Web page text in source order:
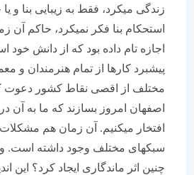
زندگی می‏كرد، فقط به زیبایی بنا و یا حتی
استحكام بنا فكر نمی‏كرد، حاكم آن زمان
اجازه تام داده بود كه از دانش خود
پیشبرد كارها از تمام هنرمندان و
مختلف از اقصی نقاط كشور دعوت كند تا
اصفهان امروز بسازند كه ما به آن در
افتخار می‏كنیم. آن زمان هم مشكلات
سبك‏های مختلف وجود داشته است. ولی
چنین اثر ماندگاری ایجاد كرد؟ این